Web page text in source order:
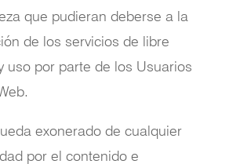
que pudieran deberse a la
de los servicios de libre
uso por parte de los Usuarios
exonerado de cualquier
por el contenido e